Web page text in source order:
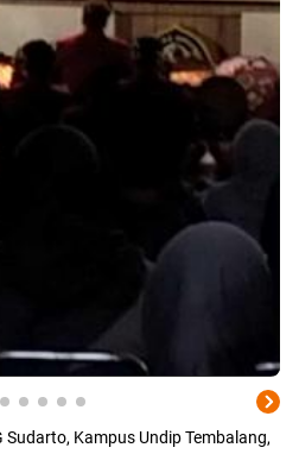
Kampus Undip Tembalang,